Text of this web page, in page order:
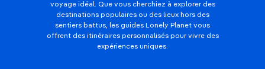
voyage idéal. Que vous cherchiez à explorer des
destinations populaires ou des lieux hors des
sentiers battus, les guides Lonely Planet vous
offrent des itinéraires personnalisés pour vivre des
expériences uniques.